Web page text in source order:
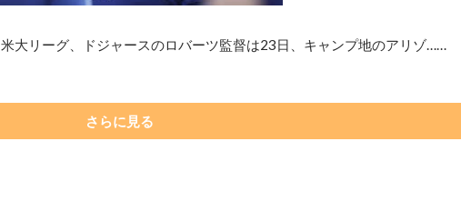
大リーグ、ドジャースのロバーツ監督は23日、キャンプ地のアリゾ……
さらに見る